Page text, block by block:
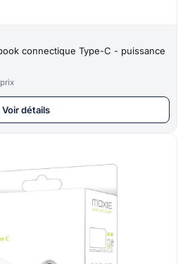
Type-C - puissance
Voir détails